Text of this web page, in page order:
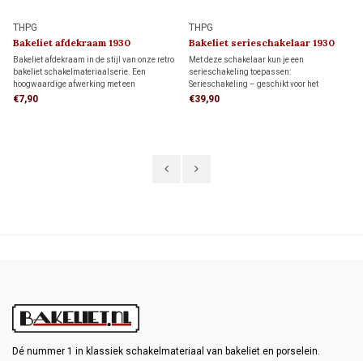
THPG
Bakeliet afdekraam 1930
Bakeliet afdekraam in de stijl van onze retro
bakeliet schakelmateriaalserie. Een
hoogwaardige afwerking met een
authentieke uitstraling.
€7,90
THPG
Bakeliet serieschakelaar 1930
Met deze schakelaar kun je een
serieschakeling toepassen:
Serieschakeling – geschikt voor het
onafhankelijk schakelen van twee
€39,90
Dé nummer 1 in klassiek schakelmateriaal van bakeliet en porselein.